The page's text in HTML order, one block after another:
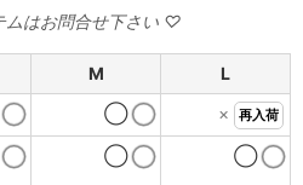
M
L
◯ × 再入荷
◯ ◯